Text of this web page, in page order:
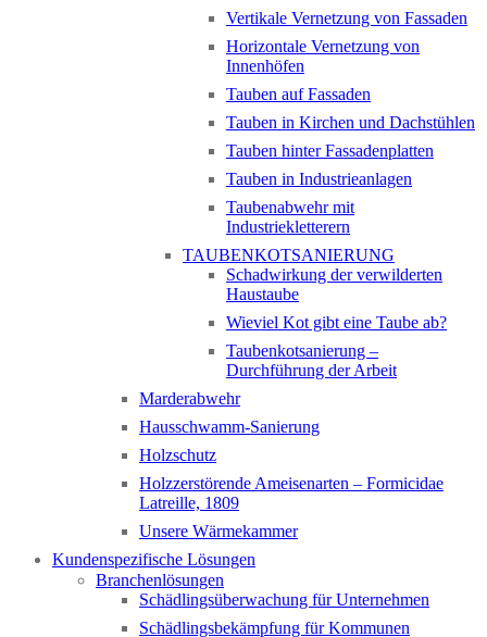
Vertikale Vernetzung von Fassaden
Horizontale Vernetzung von
Innenhöfen
Tauben auf Fassaden
Tauben in Kirchen und Dachstühlen
Tauben hinter Fassadenplatten
Tauben in Industrieanlagen
Taubenabwehr mit
Industriekletterern
TAUBENKOTSANIERUNG
Schadwirkung der verwilderten
Haustaube
Wieviel Kot gibt eine Taube ab?
Taubenkotsanierung –
Durchführung der Arbeit
Marderabwehr
Hausschwamm-Sanierung
Holzschutz
Holzzerstörende Ameisenarten – Formicidae
Latreille, 1809
Unsere Wärmekammer
Kundenspezifische Lösungen
Branchenlösungen
Schädlingsüberwachung für Unternehmen
Schädlingsbekämpfung für Kommunen